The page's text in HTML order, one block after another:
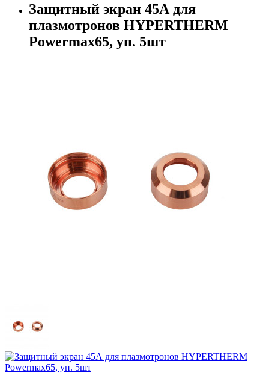
Защитный экран 45А для
плазмотронов HYPERTHERM
Powermax65, уп. 5шт